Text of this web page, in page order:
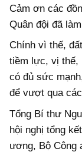
Cảm ơn các
Quân đội đã
Chính vì thế,
tiềm lực, vị thế,
có đủ sức
để vượt qua
Tổng Bí thư
hội nghị tổng
ương, Bộ Công